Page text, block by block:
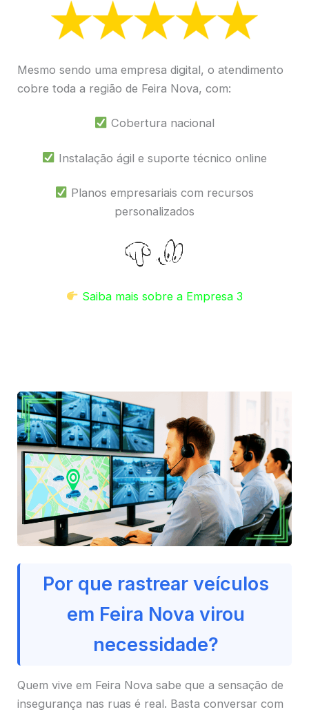
Mesmo sendo uma empresa digital, o atendimento
cobre toda a região de Feira Nova, com:
Cobertura nacional
Instalação ágil e suporte técnico online
Planos empresariais com recursos
personalizados
Saiba mais sobre a Empresa 3
Por que rastrear veículos
em Feira Nova virou
necessidade?
Quem vive em Feira Nova sabe que a sensação de
insegurança nas ruas é real. Basta conversar com